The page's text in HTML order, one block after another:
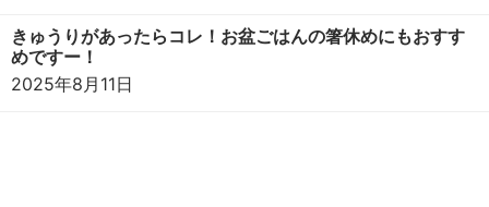
きゅうりがあったらコレ！お盆ごはんの箸休めにもおすす
めですー！
2025年8月11日